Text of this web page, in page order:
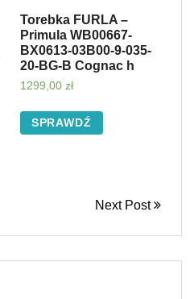
Torebka FURLA –
Primula WB00667-
BX0613-03B00-9-035-
20-BG-B Cognac h
1299,00 zł
SPRAWDŹ
Next Post